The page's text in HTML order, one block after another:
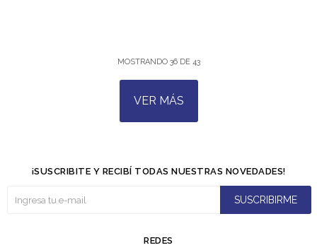
MOSTRANDO 36DE 43
VER MÁS
REDES
¡SUSCRIBITE Y RECIBÍ TODAS NUESTRAS NOVEDADES!
SUSCRIBIRME